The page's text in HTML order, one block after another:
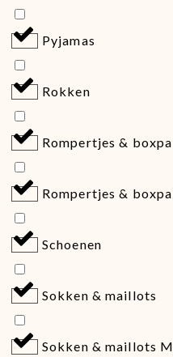
Pyjamas
Rokken
Rompertjes &
Rompertjes &
Schoenen
Sokken & maillots
Sokken & maillots